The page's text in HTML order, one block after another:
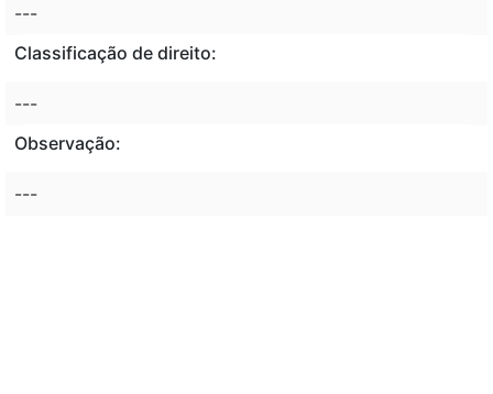
---
Classificação de direito:
---
Observação:
---